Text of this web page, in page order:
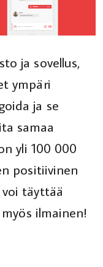
ja sovellus,
ympäri
ja se
samaa
yli 100 000
positiivinen
täyttää
ilmainen!